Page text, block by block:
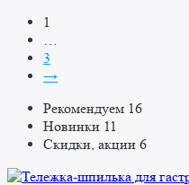
1
…
3
→
Рекомендуем 16
Новинки 11
Скидки, акции 6